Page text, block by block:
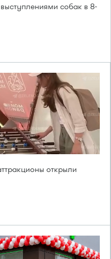
собак в 8-
открыли